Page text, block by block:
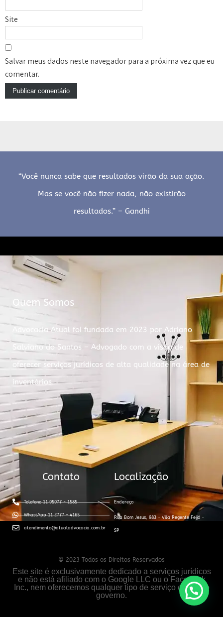
Site
Salvar meus dados neste navegador para a próxima vez que eu
comentar.
“Você nunca sabe que resultados virão da sua ação.
Mas se você não fizer nada, não existirão
resultados.” – Gandhi
Quem Somos
Advocacia Atual foi fundada em 2023 por Adriano
Salviano do Santos – Advogado com a visão de
oferecer serviços jurídicos de alta qualidade na área de
inventários.
Contato
Telefone 11 95977 - 1585
WhastApp 11 2777 - 4165
atendimento@atualadvocacia.com.br
Localização
Endereço
Rua Bom Jesus, 983 - Vila Regente Feijó -
SP
© 2023 Todos os Direitos Reservados
Este site é exclusivamente dedicado a serviços jurídicos
e não está afiliado com o Google LLC ou o Facebook
Inc., nem oferecemos qualquer tipo de serviço oficial do
governo.